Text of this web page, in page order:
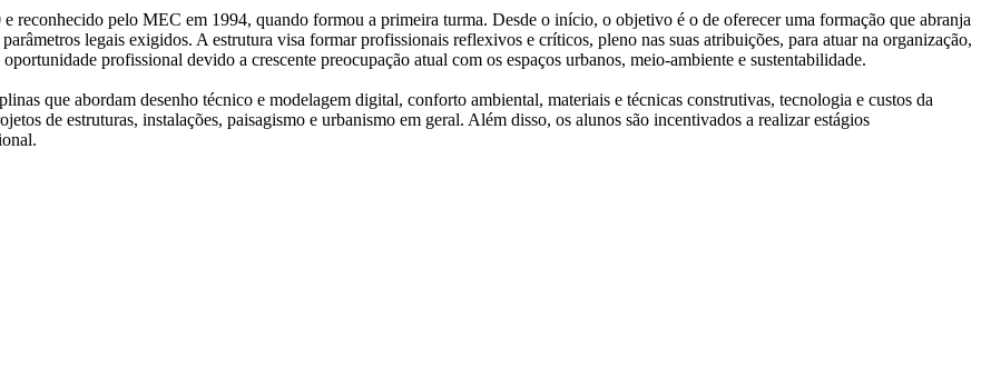
pelo MEC em 1994, quando formou a primeira turma. Desde o início, o objetivo é o de oferecer uma formação que abranja
legais exigidos. A estrutura visa formar profissionais reflexivos e críticos, pleno nas suas atribuições, para atuar na organização,
profissional devido a crescente preocupação atual com os espaços urbanos, meio-ambiente e sustentabilidade.
que abordam desenho técnico e modelagem digital, conforto ambiental, materiais e técnicas construtivas, tecnologia e custos da
de estruturas, instalações, paisagismo e urbanismo em geral. Além disso, os alunos são incentivados a realizar estágios